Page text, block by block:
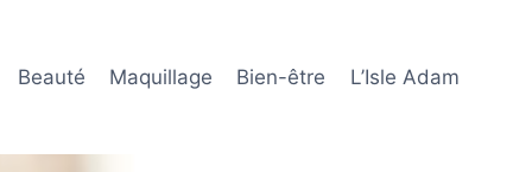
Beauté Maquillage Bien-être L’Isle Adam